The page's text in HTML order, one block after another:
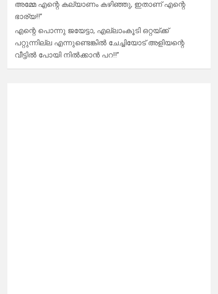
അമ്മേ എന്റെ കല്യാണം കഴിഞ്ഞു, ഇതാണ് എന്റെ
ഭാര്യ!!”
എന്റെ പൊന്നു ജയേട്ടാ, എല്ലാംകൂടി ഒറ്റയ്ക്ക്
പറ്റുന്നില്ല എന്നുണ്ടെങ്കിൽ ചേച്ചിയോട് അളിയന്റെ
വീട്ടിൽ പോയി നിൽക്കാൻ പറ!!”